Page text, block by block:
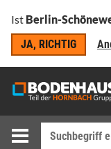
Ist Berlin-
JA, RICHTIG